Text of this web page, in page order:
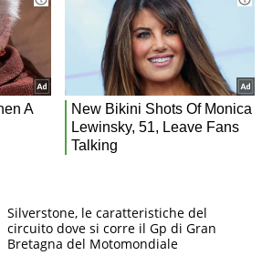
Silverstone, le caratteristiche del
circuito dove si corre il Gp di Gran
Bretagna del Motomondiale